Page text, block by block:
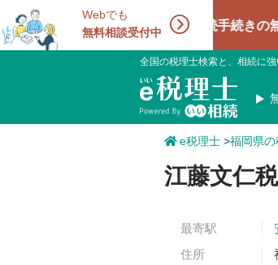
Webでも
無料相談受付中相続手続きの無料相談受
全国の税理士検索と、相続に
e税理士 >福岡県
江藤文仁
最寄駅
住所